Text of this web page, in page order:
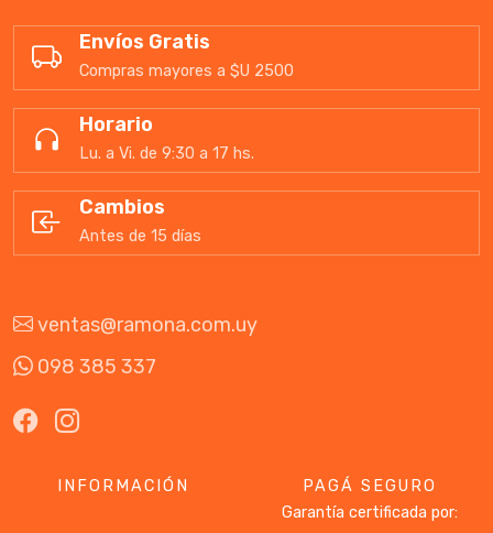
Envíos Gratis
Compras mayores a $U 2500
Horario
Lu. a Vi. de 9:30 a 17 hs.
Cambios
Antes de 15 días
ventas@ramona.com.uy
098 385 337
INFORMACIÓN
PAGÁ SEGURO
Garantía certificada por: